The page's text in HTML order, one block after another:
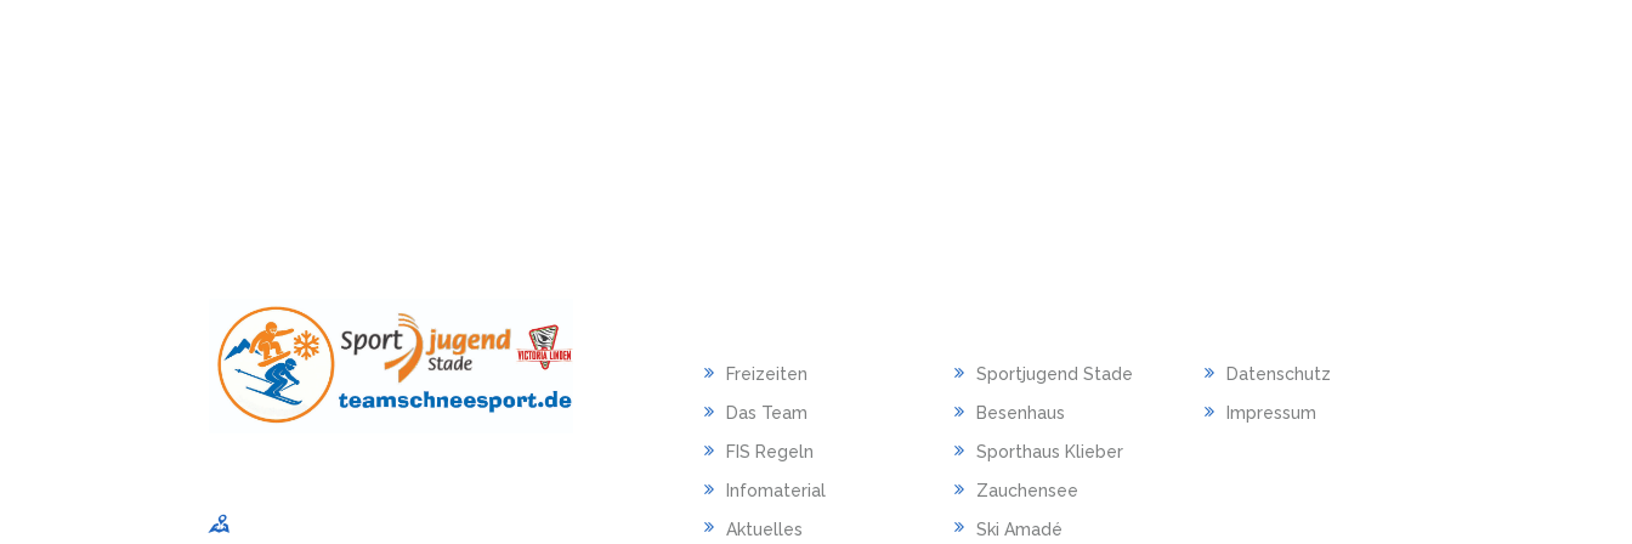
Freizeiten
Das Team
FIS Regeln
Infomaterial
Aktuelles
Sportjugend Stade
Besenhaus
Sporthaus Klieber
Zauchensee
Ski Amadé
Datenschutz
Impressum